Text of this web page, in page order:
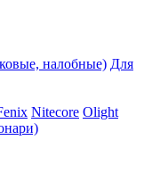
налобные) Для
Nitecore Olight